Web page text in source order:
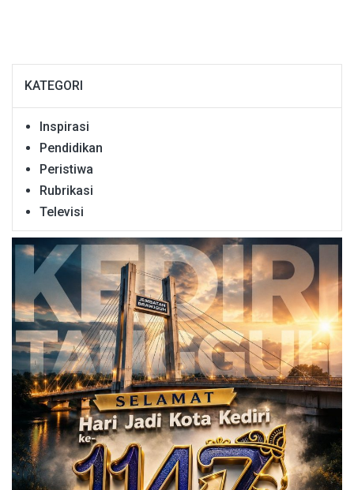
KATEGORI
Inspirasi
Pendidikan
Peristiwa
Rubrikasi
Televisi